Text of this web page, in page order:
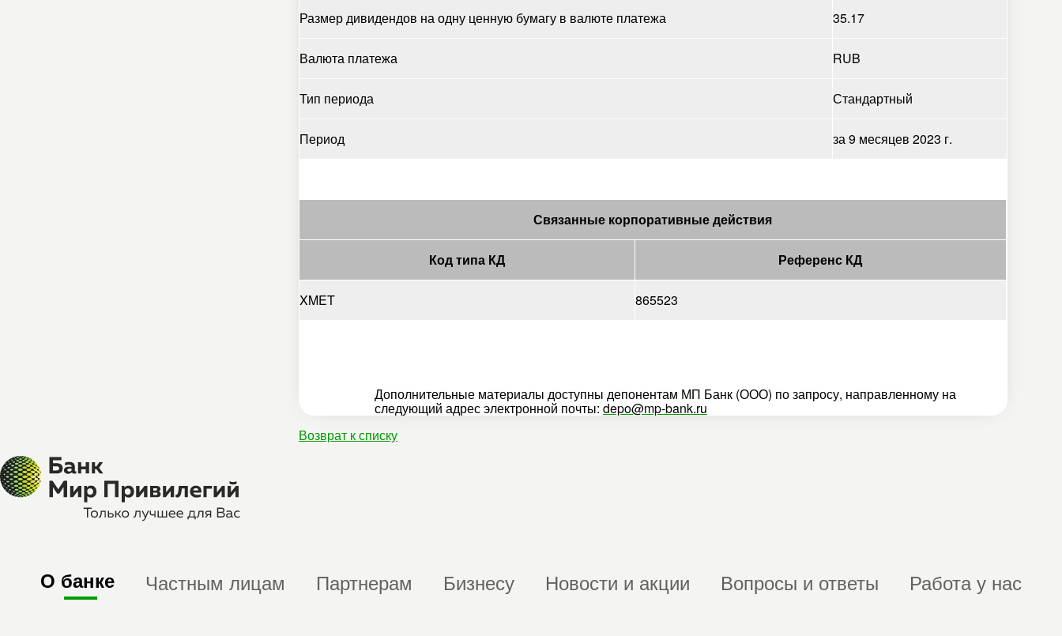
Размер дивидендов на одну ценную бумагу в валюте платежа 35.17
Валюта платежа RUB
Тип периода Стандартный
Период за 9 месяцев 2023 г.
Связанные корпоративные действия
Код типа КД Референс КД
XMET 865523
Дополнительные материалы доступны депонентам МП Банк (ООО) по запросу, направленному на
следующий адрес электронной почты: depo@mp-bank.ru
Возврат к списку
О банке Частным лицам Партнерам Бизнесу Новости и акции Вопросы и ответы Работа у нас